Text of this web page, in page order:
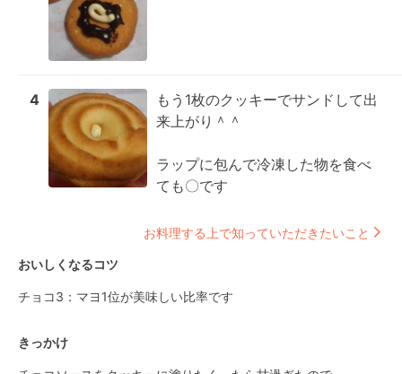
4
もう1枚のクッキーでサンドして出
来上がり＾＾
ラップに包んで冷凍した物を食べ
ても〇です
お料理する上で知っていただきたいこと
おいしくなるコツ
チョコ3：マヨ1位が美味しい比率です
きっかけ